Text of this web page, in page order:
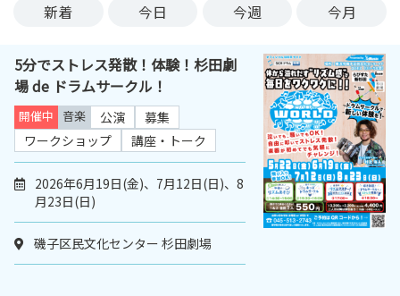
新着 今日 今週 今月
5分でストレス発散！体験！杉田劇
場 de ドラムサークル！
開催中 音楽 公演
募集
ワークショップ
講座・トーク
2026年6月19日(金)、7月12日(日)、8
月23日(日)
磯子区民文化センター 杉田劇場